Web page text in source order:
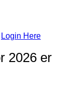
Login Here
2026 er